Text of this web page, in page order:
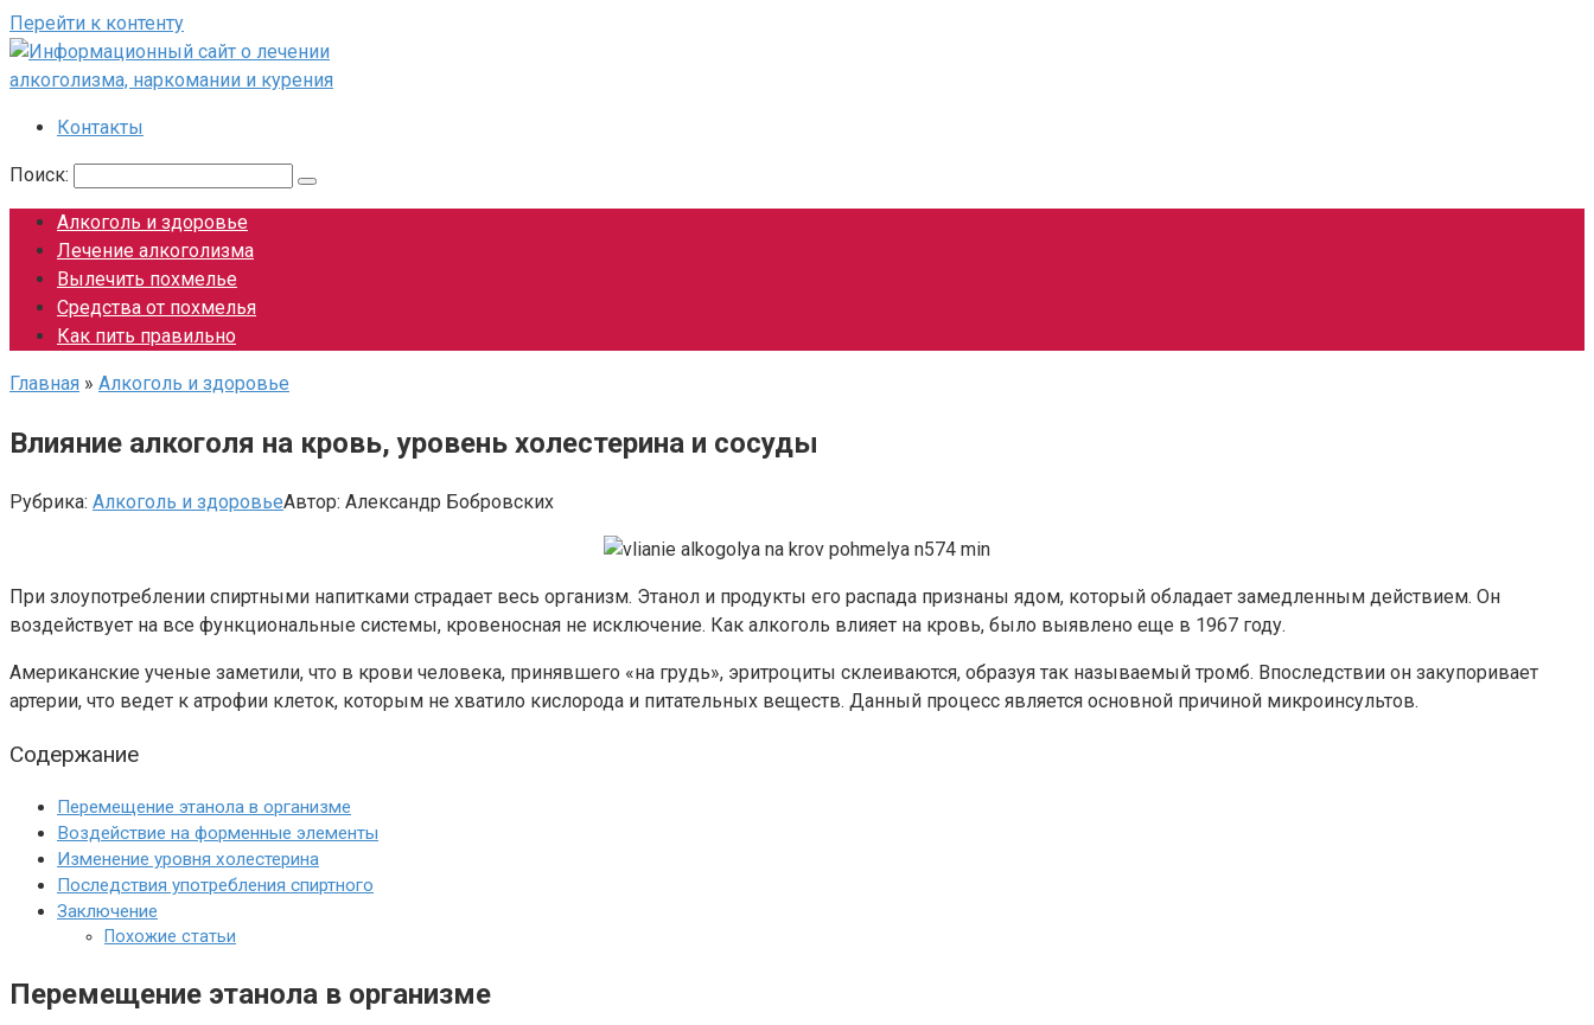
Перейти к контенту
Контакты
Поиск:
Алкоголь и здоровье
Лечение алкоголизма
Вылечить похмелье
Средства от похмелья
Как пить правильно
Главная » Алкоголь и здоровье
Влияние алкоголя на кровь, уровень холестерина и сосуды
Рубрика: Алкоголь и здоровьеАвтор: Александр Бобровских
При злоупотреблении спиртными напитками страдает весь организм. Этанол и продукты его распада признаны ядом, который обладает замедленным действием. Он
воздействует на все функциональные системы, кровеносная не исключение. Как алкоголь влияет на кровь, было выявлено еще в 1967 году.
Американские ученые заметили, что в крови человека, принявшего «на грудь», эритроциты склеиваются, образуя так называемый тромб. Впоследствии он закупоривает
артерии, что ведет к атрофии клеток, которым не хватило кислорода и питательных веществ. Данный процесс является основной причиной микроинсультов.
Содержание
Перемещение этанола в организме
Воздействие на форменные элементы
Изменение уровня холестерина
Последствия употребления спиртного
Заключение
Похожие статьи
Перемещение этанола в организме